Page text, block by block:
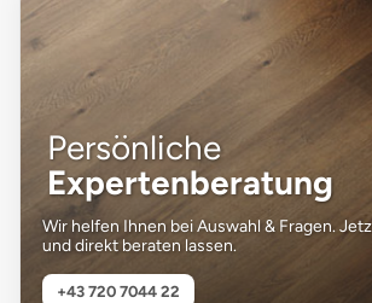
Persönliche
Expertenberatung
Wir helfen Ihnen bei Auswahl & Fragen.
und direkt beraten lassen.
+43 720 7044 22